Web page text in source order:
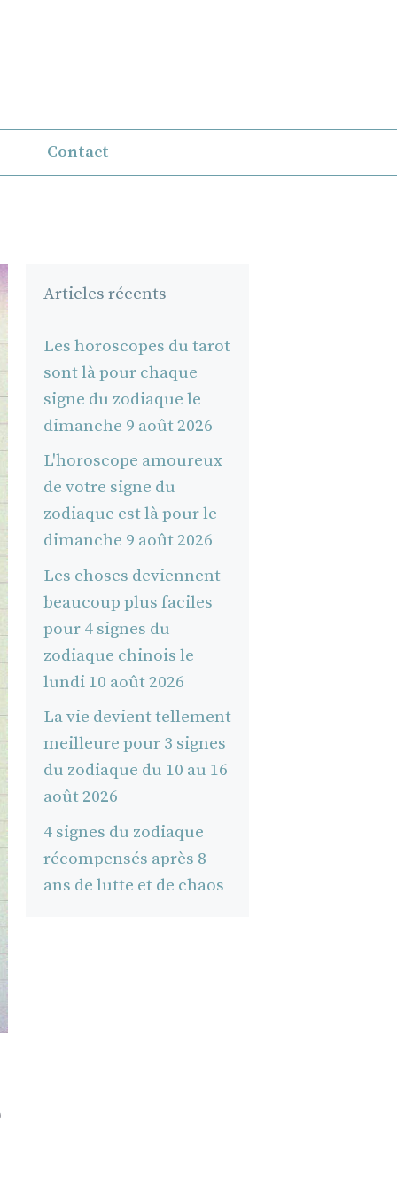
Contact
Articles récents
Les horoscopes du tarot
sont là pour chaque
signe du zodiaque le
dimanche 9 août 2026
L'horoscope amoureux
de votre signe du
zodiaque est là pour le
dimanche 9 août 2026
Les choses deviennent
beaucoup plus faciles
pour 4 signes du
zodiaque chinois le
lundi 10 août 2026
La vie devient tellement
meilleure pour 3 signes
du zodiaque du 10 au 16
août 2026
4 signes du zodiaque
récompensés après 8
ans de lutte et de chaos